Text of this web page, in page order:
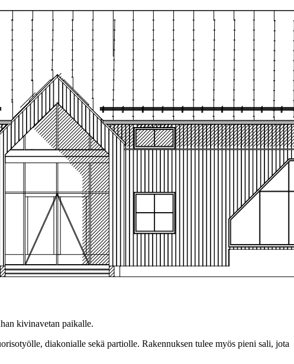
kivinavetan paikalle.
diakonialle sekä partiolle. Rakennuksen tulee myös pieni sali, jota